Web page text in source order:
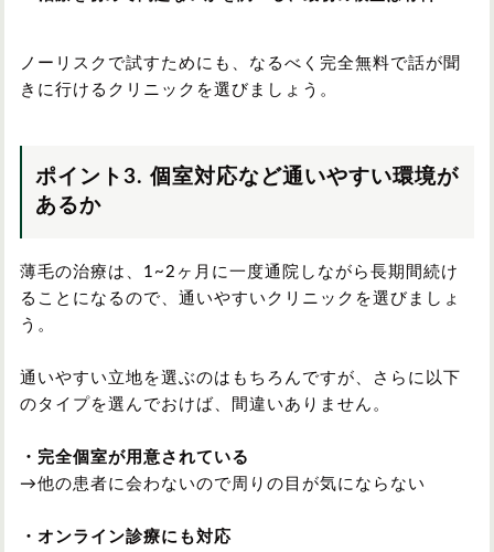
ノーリスクで試すためにも、なるべく完全無料で話が聞
きに行けるクリニックを選びましょう。
ポイント3. 個室対応など通いやすい環境が
あるか
薄毛の治療は、1~2ヶ月に一度通院しながら長期間続け
ることになるので、通いやすいクリニックを選びましょ
う。
通いやすい立地を選ぶのはもちろんですが、さらに以下
のタイプを選んでおけば、間違いありません。
・完全個室が用意されている
→他の患者に会わないので周りの目が気にならない
・オンライン診療にも対応